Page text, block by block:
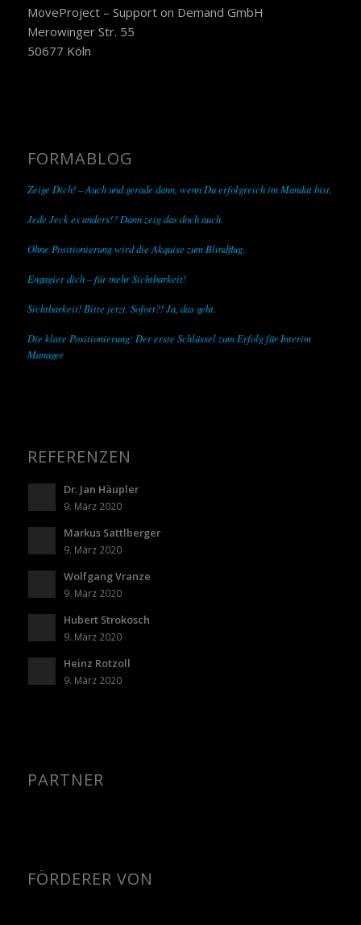
MoveProject – Support on Demand GmbH
Merowinger Str. 55
50677 Köln
FORMABLOG
Zeige Dich! – Auch und gerade dann, wenn Du erfolgreich im Mandat bist.
Jede Jeck es anders!? Dann zeig das doch auch.
Ohne Positionierung wird die Akquise zum Blindflug.
Engagier dich – für mehr Sichtbarkeit!
Sichtbarkeit! Bitte jetzt. Sofort?! Ja, das geht.
Die klare Positionierung: Der erste Schlüssel zum Erfolg für Interim
Manager
REFERENZEN
Dr. Jan Häupler
9. März 2020
Markus Sattlberger
9. März 2020
Wolfgang Vranze
9. März 2020
Hubert Strokosch
9. März 2020
Heinz Rotzoll
9. März 2020
PARTNER
FÖRDERER VON